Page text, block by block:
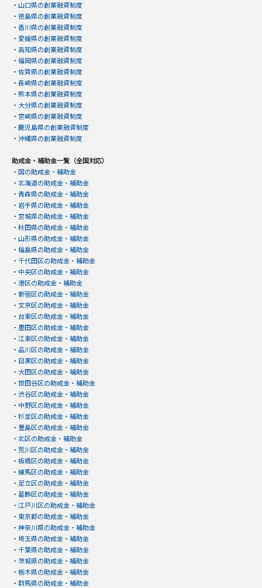
・ 山口県の創業融資制度
・ 徳島県の創業融資制度
・ 香川県の創業融資制度
・ 愛媛県の創業融資制度
・ 高知県の創業融資制度
・ 福岡県の創業融資制度
・ 佐賀県の創業融資制度
・ 長崎県の創業融資制度
・ 熊本県の創業融資制度
・ 大分県の創業融資制度
・ 宮崎県の創業融資制度
・ 鹿児島県の創業融資制度
・ 沖縄県の創業融資制度
助成金・補助金一覧（全国対応）
・ 国の助成金・補助金
・ 北海道の助成金・補助金
・ 青森県の助成金・補助金
・ 岩手県の助成金・補助金
・ 宮城県の助成金・補助金
・ 秋田県の助成金・補助金
・ 山形県の助成金・補助金
・ 福島県の助成金・補助金
・ 千代田区の助成金・補助金
・ 中央区の助成金・補助金
・ 港区の助成金・補助金
・ 新宿区の助成金・補助金
・ 文京区の助成金・補助金
・ 台東区の助成金・補助金
・ 墨田区の助成金・補助金
・ 江東区の助成金・補助金
・ 品川区の助成金・補助金
・ 目黒区の助成金・補助金
・ 大田区の助成金・補助金
・ 世田谷区の助成金・補助金
・ 渋谷区の助成金・補助金
・ 中野区の助成金・補助金
・ 杉並区の助成金・補助金
・ 豊島区の助成金・補助金
・ 北区の助成金・補助金
・ 荒川区の助成金・補助金
・ 板橋区の助成金・補助金
・ 練馬区の助成金・補助金
・ 足立区の助成金・補助金
・ 葛飾区の助成金・補助金
・ 江戸川区の助成金・補助金
・ 東京都の助成金・補助金
・ 神奈川県の助成金・補助金
・ 埼玉県の助成金・補助金
・ 千葉県の助成金・補助金
・ 茨城県の助成金・補助金
・ 栃木県の助成金・補助金
・ 群馬県の助成金・補助金